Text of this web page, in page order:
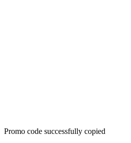
Promo code successfully copied